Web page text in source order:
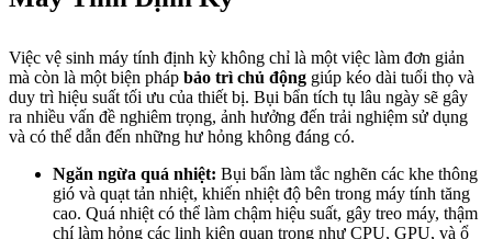
Việc vệ sinh máy tính định kỳ không chỉ là một việc làm đơn giản
mà còn là một biện pháp bảo trì chủ động giúp kéo dài tuổi thọ và
duy trì hiệu suất tối ưu của thiết bị. Bụi bẩn tích tụ lâu ngày sẽ gây
ra nhiều vấn đề nghiêm trọng, ảnh hưởng đến trải nghiệm sử dụng
và có thể dẫn đến những hư hỏng không đáng có.
Ngăn ngừa quá nhiệt: Bụi bẩn làm tắc nghẽn các khe thông
gió và quạt tản nhiệt, khiến nhiệt độ bên trong máy tính tăng
cao. Quá nhiệt có thể làm chậm hiệu suất, gây treo máy, thậm
chí làm hỏng các linh kiện quan trọng như CPU, GPU, và ổ